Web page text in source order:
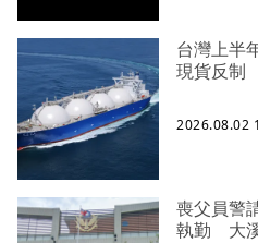
台灣上半
現貨反制
2026.08.02
喪父員警
執勤 大